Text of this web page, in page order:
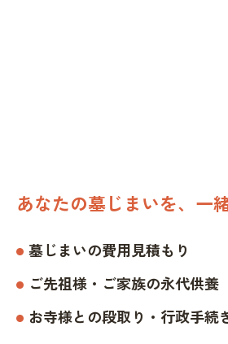
あなたの墓じまいを、一
墓じまいの費用見積もり
ご先祖様・ご家族の永代供養
お寺様との段取り・行政手続